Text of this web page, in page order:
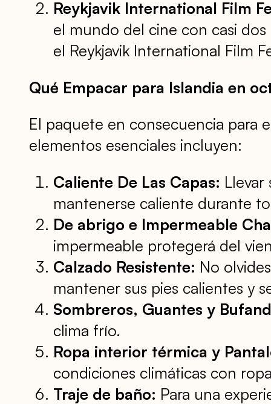
Reykjavik International Film
el mundo del cine con casi
el Reykjavik International Film
Qué Empacar para Islandia en
El paquete en consecuencia para
elementos esenciales incluyen:
Caliente De Las Capas: Llevar
mantenerse caliente durante
De abrigo e Impermeable
impermeable protegerá del
Calzado Resistente: No
mantener sus pies calientes y
Sombreros, Guantes y
clima frío.
Ropa interior térmica y
condiciones climáticas con
Traje de baño: Para una